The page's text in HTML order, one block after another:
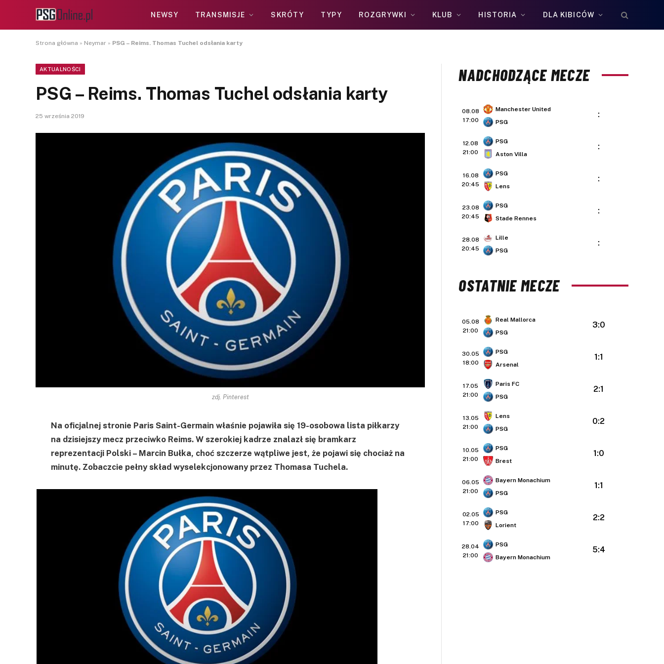
NEWSY TRANSMISJE SKRÓTY TYPY ROZGRYWKI KLUB HISTORIA DLA KIBICÓW
Strona główna » Neymar » PSG – Reims. Thomas Tuchel odsłania karty
AKTUALNOŚCI
PSG – Reims. Thomas Tuchel odsłania karty
25 września 2019
zdj. Pinterest
Na oficjalnej stronie Paris Saint-Germain właśnie pojawiła się 19-osobowa lista piłkarzy
na dzisiejszy mecz przeciwko Reims. W szerokiej kadrze znalazł się bramkarz
reprezentacji Polski – Marcin Bułka, choć szczerze wątpliwe jest, że pojawi się chociaż na
minutę. Zobaczcie pełny skład wyselekcjonowany przez Thomasa Tuchela.
NADCHODZĄCE MECZE
08.08
17:00
Manchester United
PSG
:
12.08
21:00
PSG
Aston Villa
:
16.08
20:45
PSG
Lens
:
23.08
20:45
PSG
Stade Rennes
:
28.08
20:45
Lille
PSG
:
OSTATNIE MECZE
05.08
21:00
Real Mallorca
PSG
3:0
30.05
18:00
PSG
Arsenal
1:1
17.05
21:00
Paris FC
PSG
2:1
13.05
21:00
Lens
PSG
0:2
10.05
21:00
PSG
Brest
1:0
06.05
21:00
Bayern Monachium
PSG
1:1
02.05
17:00
PSG
Lorient
2:2
28.04
21:00
PSG
Bayern Monachium
5:4